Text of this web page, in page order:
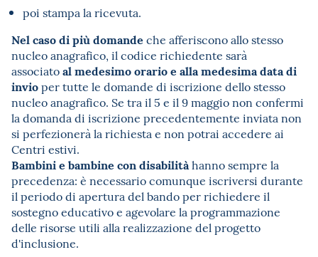
poi stampa la ricevuta.
Nel caso di più domande che afferiscono allo stesso
nucleo anagrafico, il codice richiedente sarà
associatoal medesimo orario e alla medesima data di
invioper tutte le domande di iscrizione dello stesso
nucleo anagrafico. Se tra il 5 e il 9 maggio non confermi
la domanda di iscrizione precedentemente inviata non
si perfezionerà la richiesta e non potrai accedere ai
Centri estivi.
Bambini e bambine con disabilitàhanno sempre la
precedenza: è necessario comunque iscriversi durante
il periodo di apertura del bando per richiedere il
sostegno educativo e agevolare la programmazione
delle risorse utili alla realizzazione del progetto
d'inclusione.